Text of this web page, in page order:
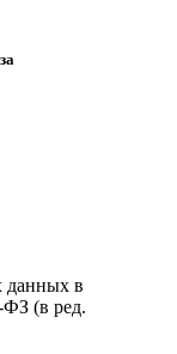
данных в
ФЗ (в ред.